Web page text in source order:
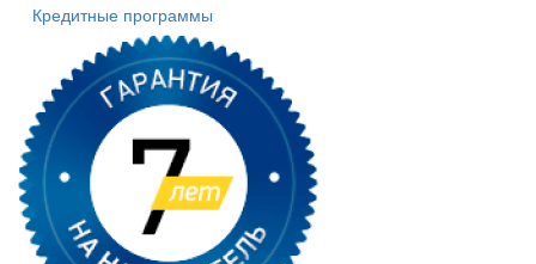
Кредитные программы